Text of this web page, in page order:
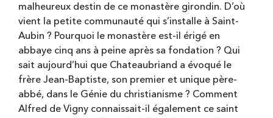
malheureux destin de ce monastère girondin. D’où
vient la petite communauté qui s’installe à Saint-
Aubin ? Pourquoi le monastère est-il érigé en
abbaye cinq ans à peine après sa fondation ? Qui
sait aujourd’hui que Chateaubriand a évoqué le
frère Jean-Baptiste, son premier et unique père-
abbé, dans le Génie du christianisme ? Comment
Alfred de Vigny connaissait-il également ce saint